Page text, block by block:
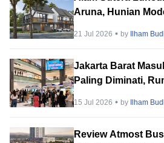
Aruna, Hunian
21 Jul 2026 by Ilham
Jakarta Barat
Paling Diminati,
Puluhan Developer
15 Jul 2026 by Ilham
Review Atmost